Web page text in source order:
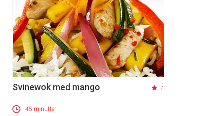
Svinewok med mango 4
45 minutter